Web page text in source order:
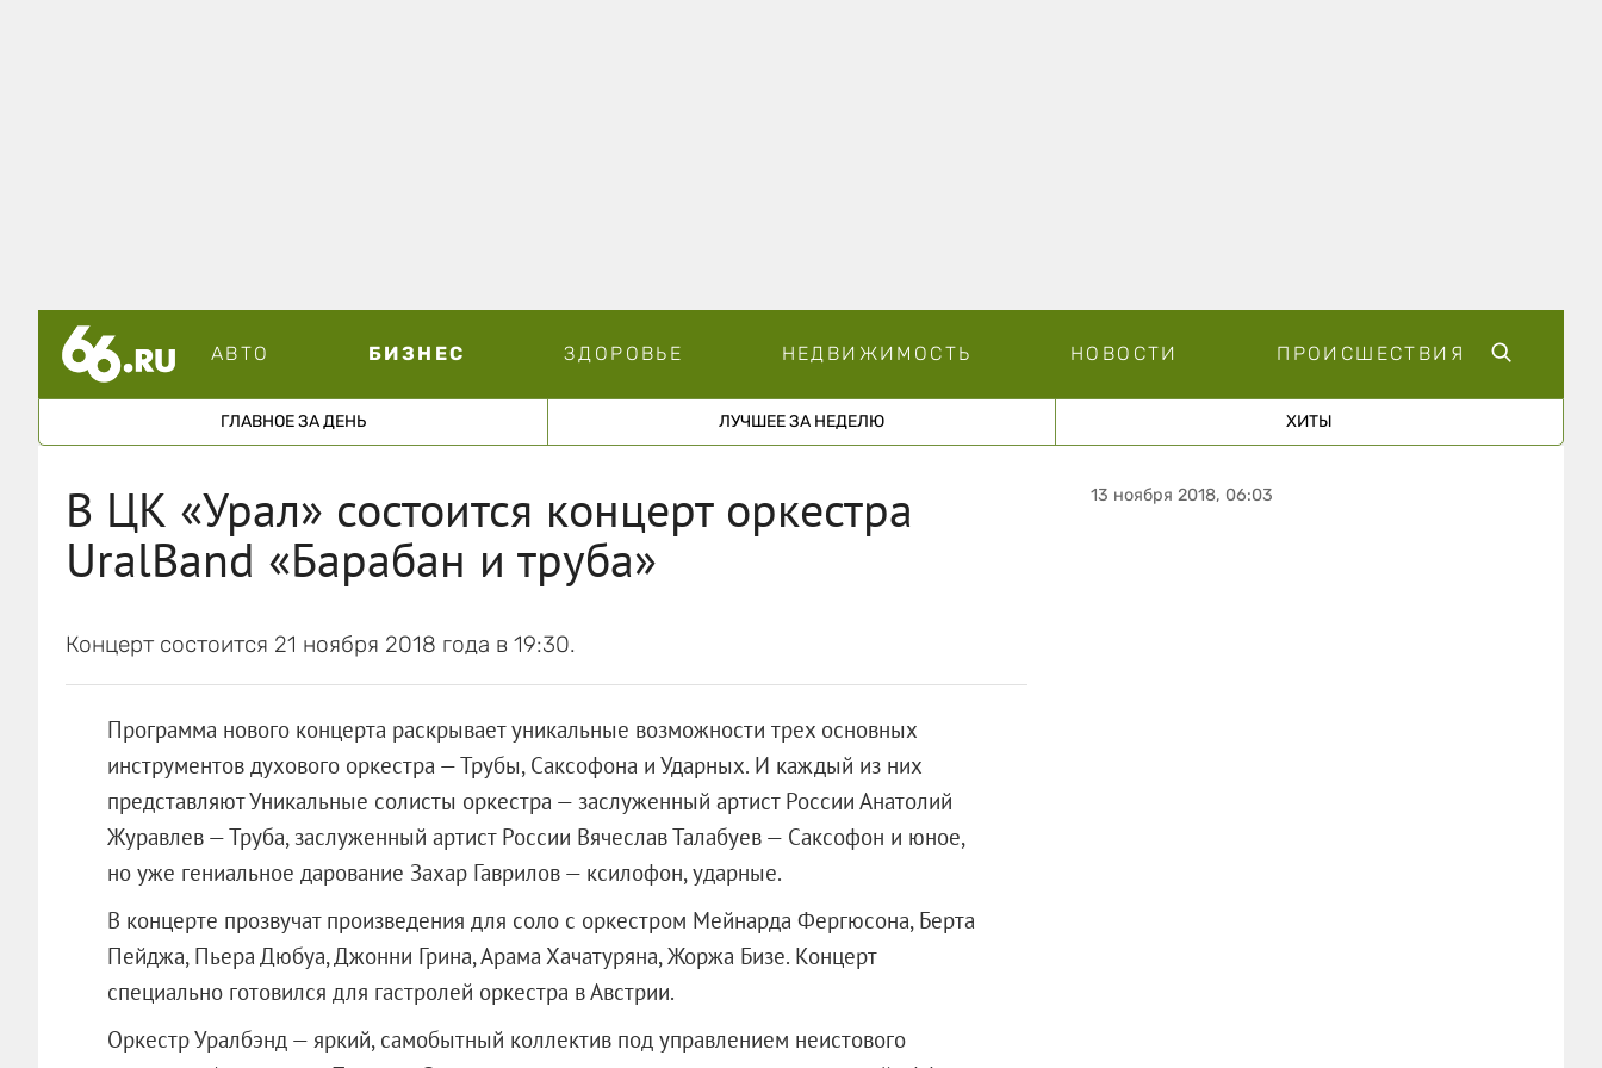
АВТО БИЗНЕС ЗДОРОВЬЕ НЕДВИЖИМОСТЬ НОВОСТИ ПРОИСШЕСТВИЯ
ГЛАВНОЕ ЗА ДЕНЬ ЛУЧШЕЕ ЗА НЕДЕЛЮ ХИТЫ
В ЦК «Урал» состоится концерт оркестра
UralBand «Барабан и труба»
Концерт состоится 21 ноября 2018 года в 19:30.
Программа нового концерта раскрывает уникальные возможности трех основных
инструментов духового оркестра — Трубы, Саксофона и Ударных. И каждый из них
представляют Уникальные солисты оркестра — заслуженный артист России Анатолий
Журавлев — Труба, заслуженный артист России Вячеслав Талабуев — Саксофон и юное,
но уже гениальное дарование Захар Гаврилов — ксилофон, ударные.
В концерте прозвучат произведения для соло с оркестром Мейнарда Фергюсона, Берта
Пейджа, Пьера Дюбуа, Джонни Грина, Арама Хачатуряна, Жоржа Бизе. Концерт
специально готовился для гастролей оркестра в Австрии.
Оркестр Уралбэнд — яркий, самобытный коллектив под управлением неистового
13 ноября 2018, 06:03